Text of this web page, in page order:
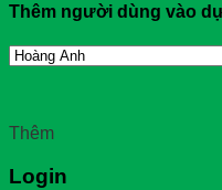
Thêm người dùng vào
Thêm
Login